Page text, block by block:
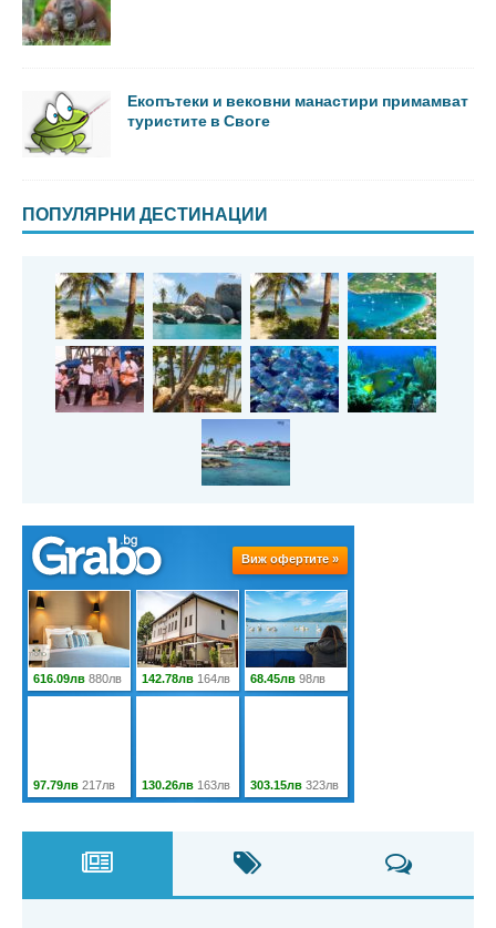
Екопътеки и вековни манастири примамват
туристите в Своге
ПОПУЛЯРНИ ДЕСТИНАЦИИ